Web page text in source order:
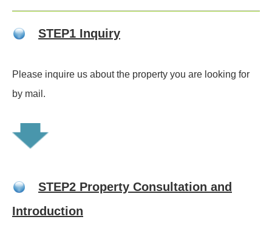
STEP1 Inquiry
Please inquire us about the property you are looking for
by mail.
STEP2 Property Consultation and
Introduction